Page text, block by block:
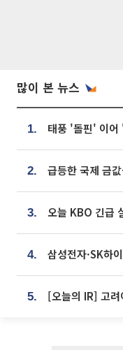
많이 본 뉴스
1.
2. 급등한 국제 금
3. 오늘 KBO 긴급
4. 삼성전자·SK하
5. [오늘의 IR] 고려